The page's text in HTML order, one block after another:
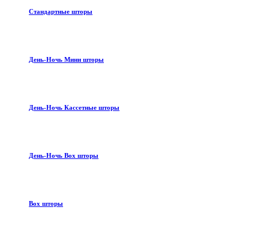
Стандартные шторы
День-Ночь Мини шторы
День-Ночь Кассетные шторы
День-Ночь Box шторы
Box шторы